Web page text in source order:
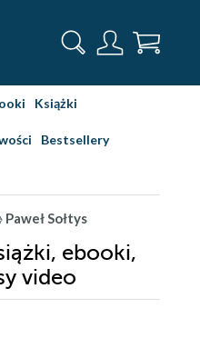
Książki
Bestsellery
Paweł Sołtys
ebooki,
video